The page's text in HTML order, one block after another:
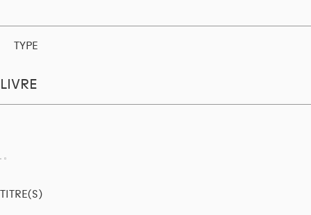
TYPE
LIVRE
TITRE(S)